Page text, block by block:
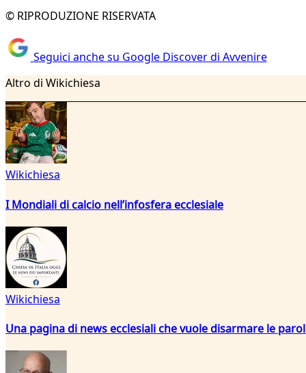
© RIPRODUZIONE RISERVATA
Seguici anche su Google Discover di Avvenire
Altro di Wikichiesa
Wikichiesa
I Mondiali di calcio nell’infosfera ecclesiale
Wikichiesa
Una pagina di news ecclesiali che vuole disarmare le